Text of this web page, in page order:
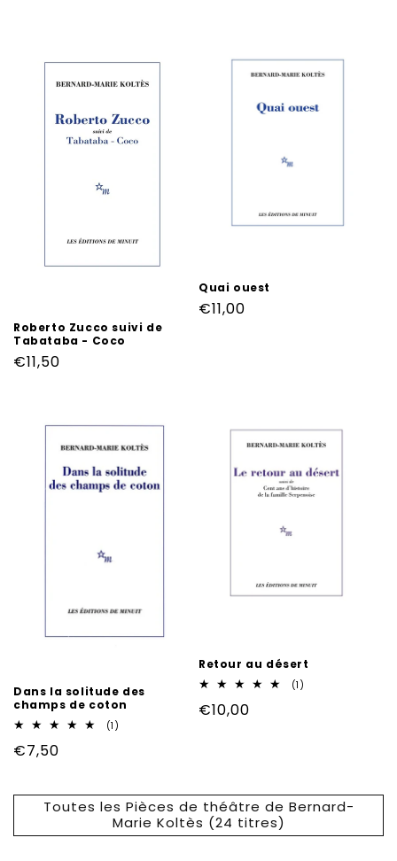
Roberto Zucco suivi de
Tabataba - Coco
Prix
€11,50
Quai ouest
Prix
€11,00
Dans la solitude des
champs de coton
(1)
Prix
€7,50
Retour au désert
(1)
Prix
€10,00
Toutes les Pièces de théâtre de Bernard-
Marie Koltès (24 titres)